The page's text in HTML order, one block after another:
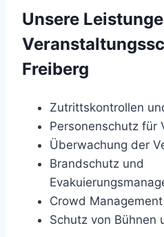
Unsere
Freiberg
Zutrittskontrollen
Personenschutz für
Überwachung der
Brandschutz und
Crowd Management
Schutz von Bühnen